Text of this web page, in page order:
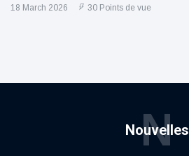
18 March 2026 30 Points de vue
Nouvelles
N